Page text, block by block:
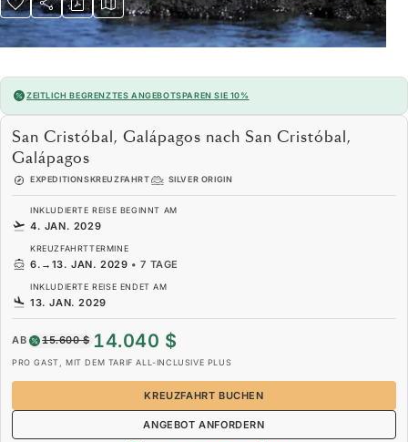
ZEITLICH BEGRENZTES ANGEBOTSPAREN SIE 10%
San Cristóbal, Galápagos nach San Cristóbal,
Galápagos
EXPEDITIONSKREUZFAHRT SILVER ORIGIN
INKLUDIERTE REISE BEGINNT AM
4. JAN. 2029
KREUZFAHRTTERMINE
6. → 13. JAN. 2029 •7 TAGE
INKLUDIERTE REISE ENDET AM
13. JAN. 2029
AB 15.600 $ 14.040 $
PRO GAST, MIT DEM TARIF ALL-INCLUSIVE PLUS
KREUZFAHRT BUCHEN
ANGEBOT ANFORDERN